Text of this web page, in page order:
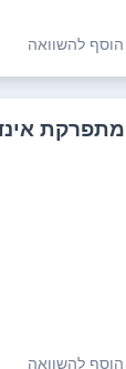
הוסף להשוואה
הוסף להשוואה